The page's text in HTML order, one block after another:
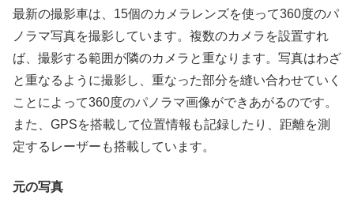
最新の撮影車は、15個のカメラレンズを使って360度のパ
ノラマ写真を撮影しています。複数のカメラを設置すれ
ば、撮影する範囲が隣のカメラと重なります。写真はわざ
と重なるように撮影し、重なった部分を縫い合わせていく
ことによって360度のパノラマ画像ができあがるのです。
また、GPSを搭載して位置情報も記録したり、距離を測
定するレーザーも搭載しています。
元の写真